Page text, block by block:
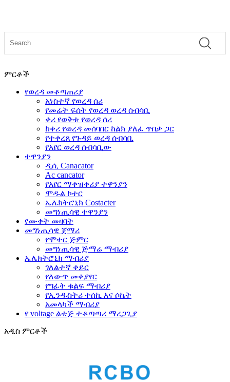
ምርቶች
የወረዳ መቆጣጠሪያ
አነስተኛ የወረዳ ሰሪ
የመሬት ፍሰት የወረዳ ወረዳ ሰብሳቢ
ቀሪ የወቅቱ የወረዳ ሰሪ
ከቀሪ የወረዳ መሰባበር ከልክ ያለፈ ጥበቃ ጋር
የተቀረጸ የጉዳይ ወረዳ ሰብሳቢ
የአየር ወረዳ ሰብሳቢው
ተዋንያን
ዲሲ Canacator
Ac cancator
የአየር ማቀዝቀሪያ ተዋንያን
ሞዱል ኮተር
ኤሌክትሮኒክ Costacter
መግነጢሳዊ ተዋንያን
የሙቀት መዛባት
መግነጢሳዊ ጀማሪ
የሞተር ጅምር
መግነጢሳዊ ጅማሬ ማብሪያ
ኤሌክትሮኒክ ማብሪያ
ገለልተኛ ቀይር
የለውጥ መቀያየር
የግፊት ቁልፍ ማብሪያ
የኢንዱስትሪ ተሰኪ እና ሶኬት
አመላካች ማብሪያ
የ voltage ልቴጅ ተቆጣጣሪ ማረጋጊያ
አዲስ ምርቶች